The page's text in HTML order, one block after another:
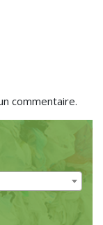
commentaire.